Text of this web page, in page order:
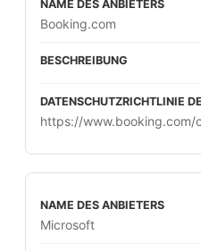
Booking.com
https://www.booking.com/
Microsoft